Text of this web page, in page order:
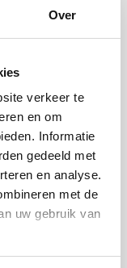
Over
verkeer te
en om
Informatie
gedeeld met
en analyse.
met de
uw gebruik van